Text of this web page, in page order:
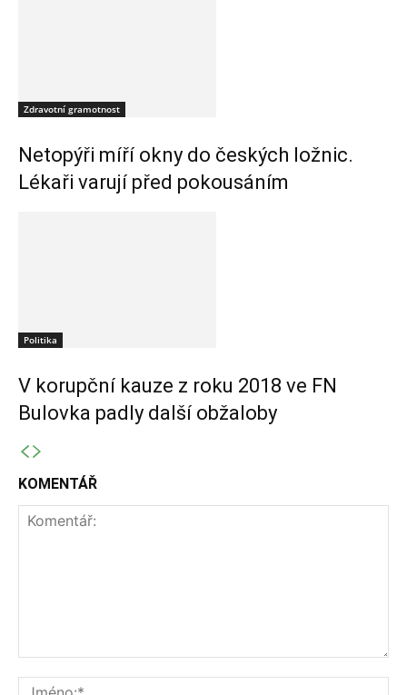
Zdravotní gramotnost
Netopýři míří okny do českých ložnic.
Lékaři varují před pokousáním
Politika
V korupční kauze z roku 2018 ve FN
Bulovka padly další obžaloby
KOMENTÁŘ